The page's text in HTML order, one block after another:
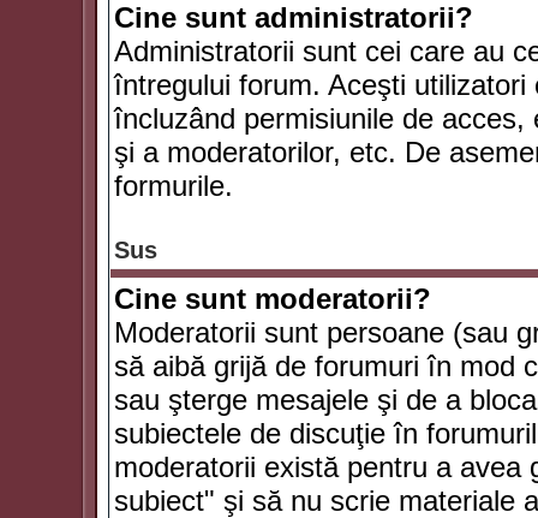
Cine sunt administratorii?
Administratorii sunt cei care au
întregului forum. Aceşti
încluzând permisiunile de
şi a moderatorilor, etc. De
formurile.
Sus
Cine sunt moderatorii?
Moderatorii sunt persoane (sau
să aibă grijă de forumuri în mod
sau şterge mesajele şi de a
subiectele de discuţie în
moderatorii există pentru a avea
subiect" şi să nu scrie materiale